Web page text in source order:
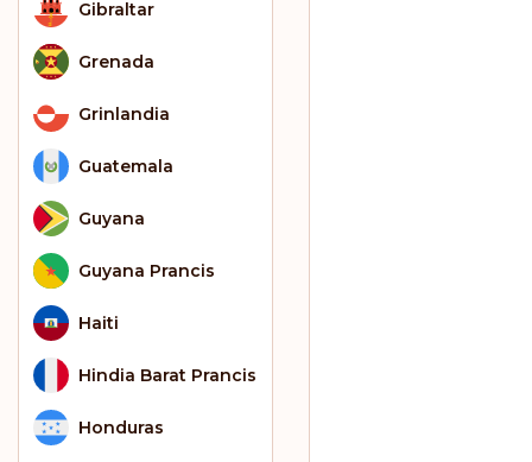
Gibraltar
Grenada
Grinlandia
Guatemala
Guyana
Guyana Prancis
Haiti
Hindia Barat Prancis
Honduras